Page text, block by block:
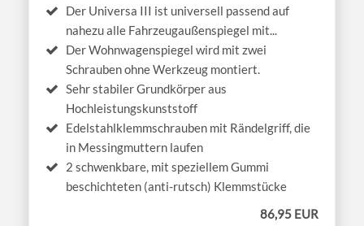
Der Universa III ist universell passend auf
nahezu alle Fahrzeugaußenspiegel mit...
Der Wohnwagenspiegel wird mit zwei
Schrauben ohne Werkzeug montiert.
Sehr stabiler Grundkörper aus
Hochleistungskunststoff
Edelstahlklemmschrauben mit Rändelgriff, die
in Messingmuttern laufen
2 schwenkbare, mit speziellem Gummi
beschichteten (anti-rutsch) Klemmstücke
86,95 EUR